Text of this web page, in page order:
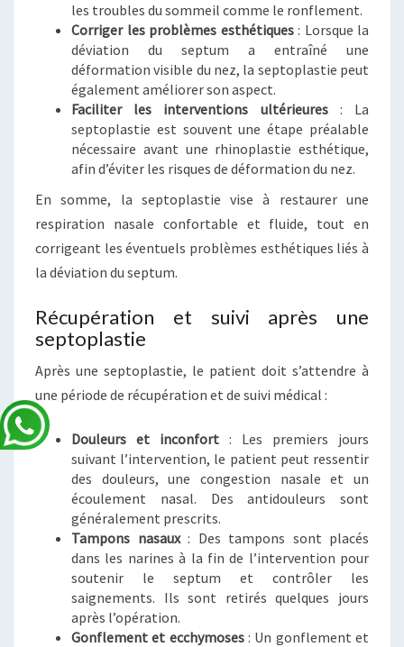
les troubles du sommeil comme le ronflement.
Corriger les problèmes esthétiques: Lorsque la
déviation du septum a entraîné une
déformation visible du nez, la septoplastie peut
également améliorer son aspect.
Faciliter les interventions ultérieures: La
septoplastie est souvent une étape préalable
nécessaire avant une rhinoplastie esthétique,
afin d’éviter les risques de déformation du nez.
En somme, la septoplastie vise à restaurer une
respiration nasale confortable et fluide, tout en
corrigeant les éventuels problèmes esthétiques liés à
la déviation du septum.
Récupération et suivi après une
septoplastie
Après une septoplastie, le patient doit s’attendre à
une période de récupération et de suivi médical :
Douleurs et inconfort : Les premiers jours
suivant l’intervention, le patient peut ressentir
des douleurs, une congestion nasale et un
écoulement nasal. Des antidouleurs sont
généralement prescrits.
Tampons nasaux: Des tampons sont placés
dans les narines à la fin de l’intervention pour
soutenir le septum et contrôler les
saignements. Ils sont retirés quelques jours
après l’opération.
Gonflement et ecchymoses: Un gonflement et